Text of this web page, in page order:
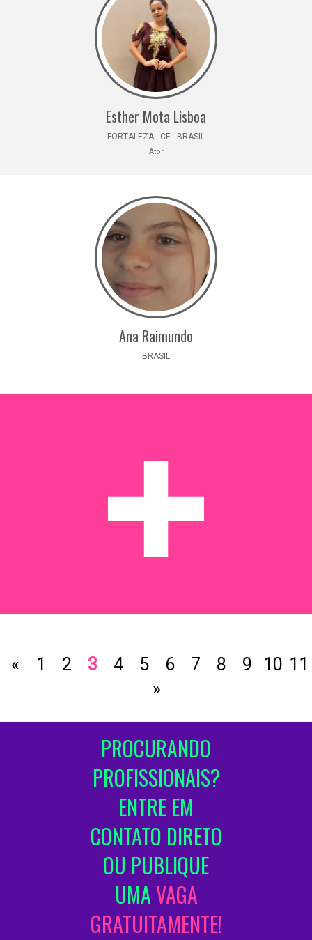
Esther Mota Lisboa
FORTALEZA - CE - BRASIL
Ator
Ana Raimundo
BRASIL
« 1 2 3 4 5 6 7 8 9 10 11
»
PROCURANDO
PROFISSIONAIS?
ENTRE EM
CONTATO DIRETO
OU PUBLIQUE
UMAVAGA
GRATUITAMENTE!